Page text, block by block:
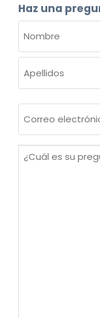
Haz una
(OBLIGATORIO)
Nombre
electrónico
¿Cuál